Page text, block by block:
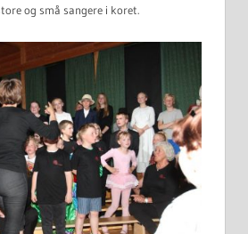
og små sangere i koret.